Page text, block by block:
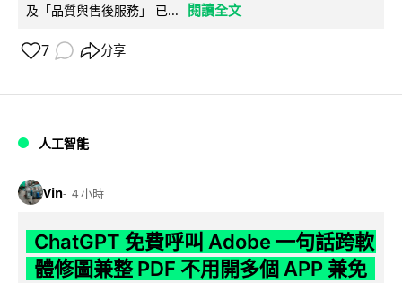
及「品質與售後服務」 已...
閱讀全文
7 分享
人工智能
Vin 4 小時
ChatGPT 免費呼叫 Adobe 一句話跨軟
體修圖兼整 PDF 不用開多個 APP 兼免